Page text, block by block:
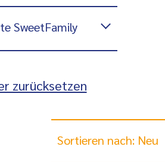
SweetFamily
zurücksetzen
Sortieren nach: Neu